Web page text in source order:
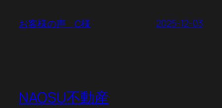
お客様の声 C様 2025-12-03
NAOSU不動産